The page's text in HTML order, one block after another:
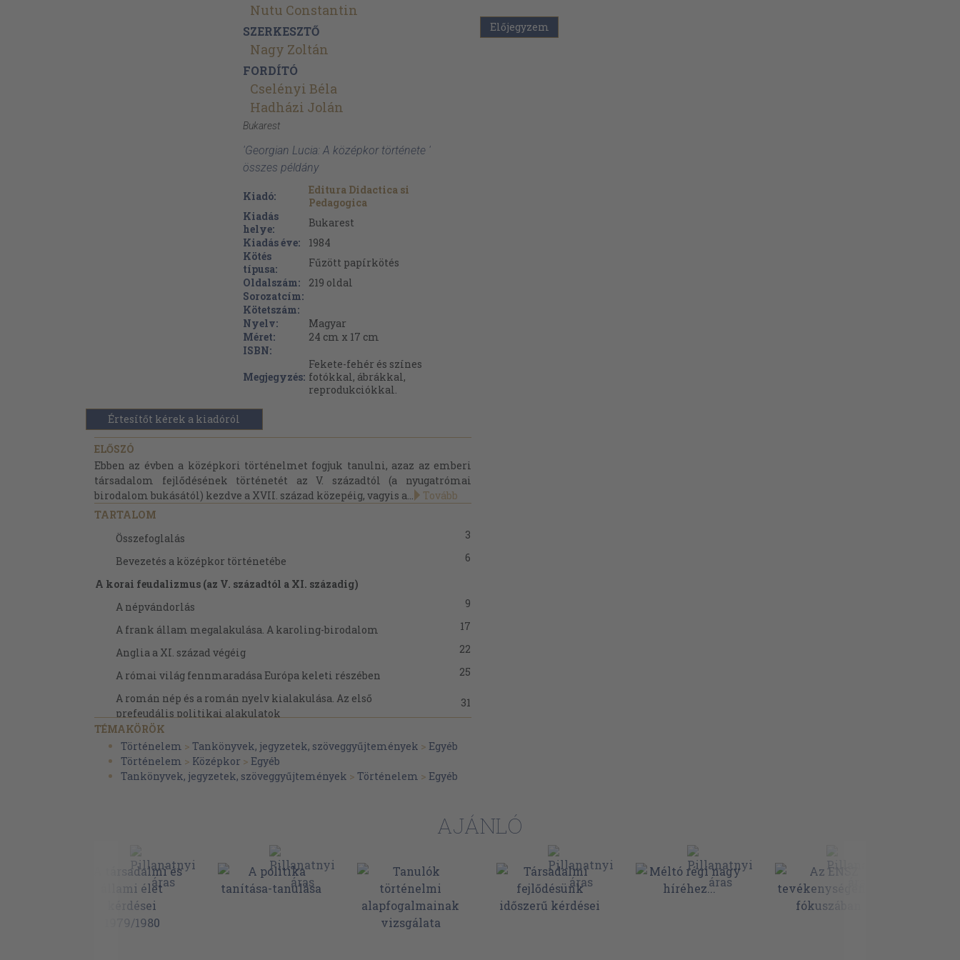
Nutu Constantin
SZERKESZTŐ
Nagy Zoltán
FORDÍTÓ
Cselényi Béla
Hadházi Jolán
Bukarest
'Georgian Lucia: A középkor története '
összes példány
Kiadó:
Editura Didactica si
Pedagogica
Kiadás
helye:
Bukarest
Kiadás éve:
1984
Kötés
típusa:
Fűzött papírkötés
Oldalszám:
219 oldal
Sorozatcím:
Kötetszám:
Nyelv:
Magyar
Méret:
24 cm x 17 cm
ISBN:
Megjegyzés:
Fekete-fehér és színes
fotókkal, ábrákkal,
reprodukciókkal.
Értesítőt kérek a kiadóról
ELŐSZÓ
Ebben az évben a középkori történelmet fogjuk tanulni, azaz az emberi
társadalom fejlődésének történetét az V. századtól (a nyugatrómai
birodalom bukásától) kezdve a XVII. század közepéig, vagyis a...
Tovább
TARTALOM
Összefoglalás
3
Bevezetés a középkor történetébe
6
A korai feudalizmus (az V. századtól a XI. századig)
A népvándorlás
9
A frank állam megalakulása. A karoling-birodalom
17
Anglia a XI. század végéig
22
A római világ fennmaradása Európa keleti részében
25
A román nép és a román nyelv kialakulása. Az első
prefeudális politikai alakulatok
31
A kijevi Oroszország
A fontosabb ázsiai államok a középkorban
Az arabok a középkorban
51
A kultúra a korai feudalizmus korában
A feudális társadalmi rend fejlődése (XII.-XV. század)
A feudális társadalom és jellemvonásai
A városok kialakulása és fejlődése
TÉMAKÖRÖK
Történelem > Tankönyvek, jegyzetek, szöveggyűjtemények > Egyéb
Történelem > Középkor > Egyéb
Tankönyvek, jegyzetek, szöveggyűjtemények > Történelem > Egyéb
Előjegyzem
AJÁNLÓ